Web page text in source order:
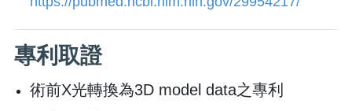
專利取證
術前X光轉換為3D model data之專利